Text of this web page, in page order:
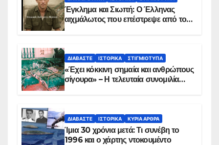
Έγκλημα και Σιωπή: Ο Έλληνας
αιχμάλωτος που επέστρεψε από το
ΔΙΑΒΆΣΤΕ ΙΣΤΟΡΙΚΆ ΣΤΙΓΜΙΌΤΥΠΑ
«Έχει κόκκινη σημαία και ανθρώπους
σίγουρα» – Η τελευταία συνομιλία
ΔΙΑΒΆΣΤΕ ΙΣΤΟΡΙΚΆ ΚΥΡΙΑ ΑΡΘΡΑ
Ίμια 30 χρόνια μετά: Τι συνέβη το
1996 και ο χάρτης ντοκουμέντο